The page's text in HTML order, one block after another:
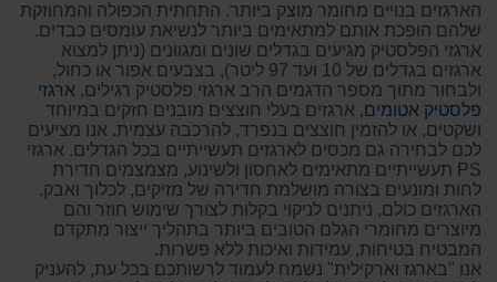
הארגזים בנויים מחומר מוצק ביותר. התחתית הכפולה והמחוזקת
שלהם הופכת אותם למתאימים ביותר לנשיאת עומסים כבדים.
ארגזי הפלסטיק מגיעים בגדלים שונים ומגוונים (ניתן למצוא
ארגזים בגדלים של 10 ועד 97 ליטר), בצבעים אפור או כחול,
ולבחור מתוך מספר הדגמים הרב ארגזי פלסטיק רגילים, ארגזי
פלסטיק אטומים, ארגזים בעלי חוצצים מובנים חזקים במיוחד
ושקטים, או להזמין חוצצים בנפרד, להרכבה עצמית. אנו מציעים
לכם לבחירה גם מכסים לארגזים תעשייתיים בכל הגדלים. ארגזי
PS תעשייתיים מתאימים לאחסון ולשינוע, מצמצמים חדירת
לחות ומונעים בצורה מושלמת חדירה של מזיקים, לכלוך ואבק.
הארגזים כולם, ניתנים לניקוי בקלות לצורך שימוש חוזר והם
מיוצרים מחומרי הגלם הטובים ביותר בתהליך ייצור מתקדם
המבטיח בטיחות, עמידות ואיכות ללא פשרות.
אנו "בארגז וארקילית" נשמח לעמוד לרשותכם בכל עת, להעניק